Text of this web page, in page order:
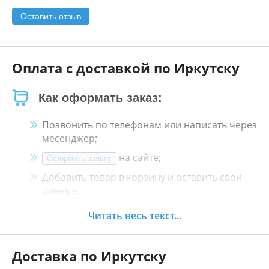
Оставить отзыв
Оплата с доставкой по Иркутску
Как оформать заказ:
Позвонить по телефонам или написать через
месенджер;
Оформить заявку
на сайте;
Добавить товар в корзину и оставить свои
данные;
Менеджер свяжется с Вами в течение 30
Как оплатить:
Читать весь текст...
Доставка по Иркутску